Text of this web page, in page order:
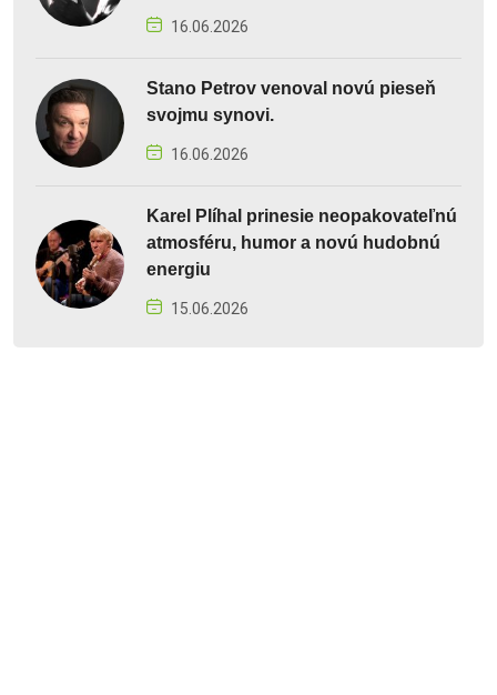
16.06.2026
Stano Petrov venoval novú pieseň
svojmu synovi.
16.06.2026
Karel Plíhal prinesie neopakovateľnú
atmosféru, humor a novú hudobnú
energiu
15.06.2026